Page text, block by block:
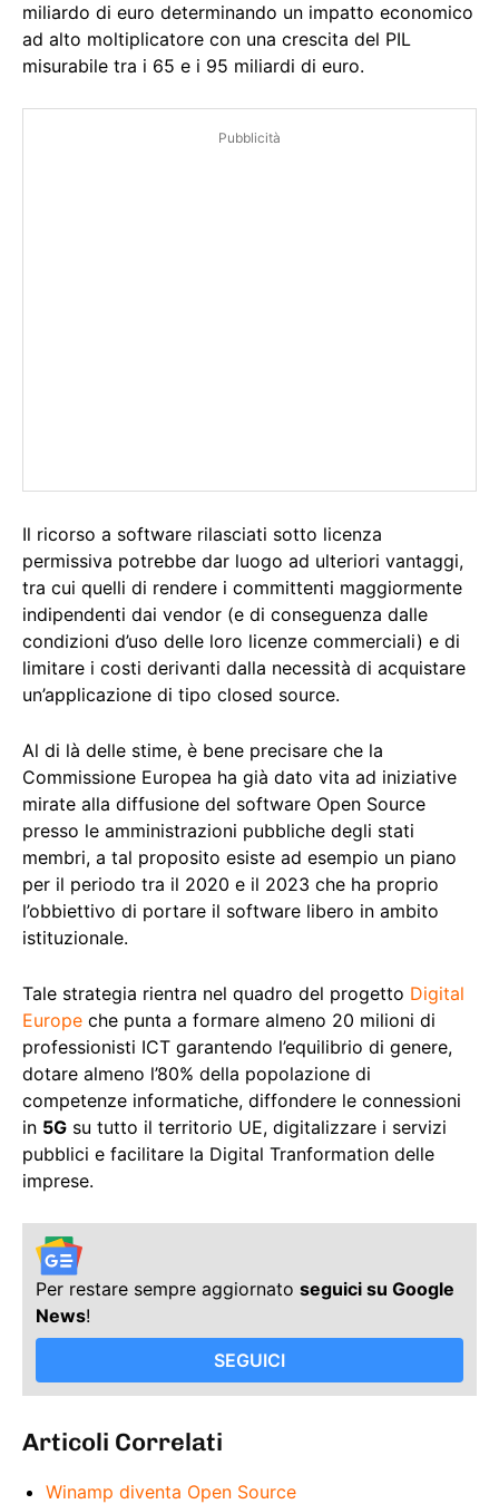
miliardo di euro determinando un impatto economico
ad alto moltiplicatore con una crescita del PIL
misurabile tra i 65 e i 95 miliardi di euro.
Pubblicità
Il ricorso a software rilasciati sotto licenza
permissiva potrebbe dar luogo ad ulteriori vantaggi,
tra cui quelli di rendere i committenti maggiormente
indipendenti dai vendor (e di conseguenza dalle
condizioni d’uso delle loro licenze commerciali) e di
limitare i costi derivanti dalla necessità di acquistare
un’applicazione di tipo closed source.
Al di là delle stime, è bene precisare che la
Commissione Europea ha già dato vita ad iniziative
mirate alla diffusione del software Open Source
presso le amministrazioni pubbliche degli stati
membri, a tal proposito esiste ad esempio un piano
per il periodo tra il 2020 e il 2023 che ha proprio
l’obbiettivo di portare il software libero in ambito
istituzionale.
Tale strategia rientra nel quadro del progetto Digital
Europe che punta a formare almeno 20 milioni di
professionisti ICT garantendo l’equilibrio di genere,
dotare almeno l’80% della popolazione di
competenze informatiche, diffondere le connessioni
in 5G su tutto il territorio UE, digitalizzare i servizi
pubblici e facilitare la Digital Tranformation delle
imprese.
Per restare sempre aggiornato seguici su Google
News!
SEGUICI
Articoli Correlati
Winamp diventa Open Source